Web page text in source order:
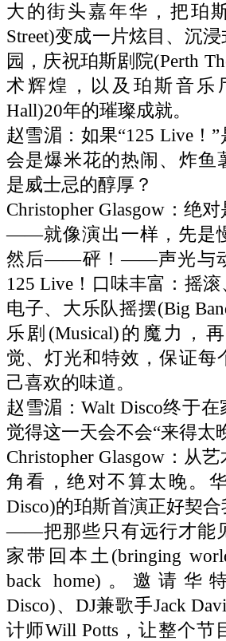
大的街头嘉年华，把珀
Street)变成一片炫目、沉
园，庆祝珀斯剧院(Perth
术辉煌，以及珀斯音乐
Hall)20年的璀璨成就。
赵雪湄：如果“125 Live！
会是爆米花的热闹、炸鱼
是威士忌的醇厚？
Christopher Glasgow：绝
——就像演出一样，先是
然后——砰！——声光与动
125 Live！口味丰富：摇滚
电子、大乐队摇摆(Big
乐剧(Musical)的魔力，
觉、灯光和特效，保证每
己喜欢的味道。
赵雪湄：Walt Disco终于
觉得这一天会不会“来得太
Christopher Glasgow：从
角看，绝对不算太晚。
Disco)的珀斯首演正好契
——把那些只有远行才能
家带回本土(bringing
back home)。邀请华
Disco)、DJ兼歌手Jack
计师Will Potts，让整个节